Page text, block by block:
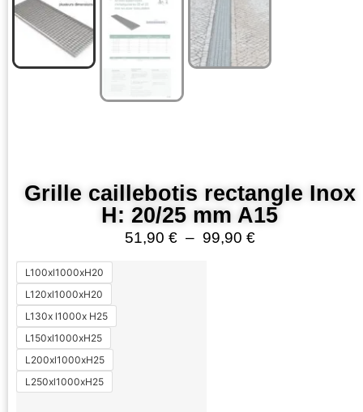
Grille caillebotis rectangle Inox
H: 20/25 mm A15
51,90 € – 99,90 €
L100xl1000xH20
L120xl1000xH20
L130x l1000x H25
L150xl1000xH25
L200xl1000xH25
L250xl1000xH25